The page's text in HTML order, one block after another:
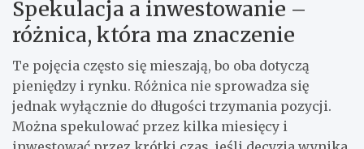
Spekulacja a inwestowanie –
różnica, która ma znaczenie
Te pojęcia często się mieszają, bo oba dotyczą
pieniędzy i rynku. Różnica nie sprowadza się
jednak wyłącznie do długości trzymania pozycji.
Można spekulować przez kilka miesięcy i